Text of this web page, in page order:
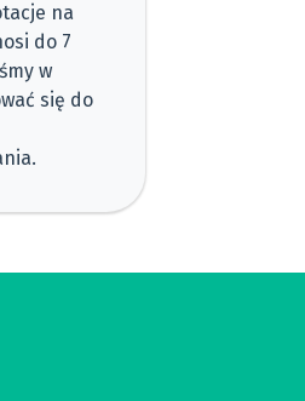
na
do 7
w
się do